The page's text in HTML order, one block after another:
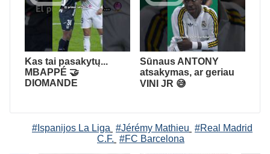
Kas tai pasakytų...
MBAPPÉ 🤝
DIOMANDE
Sūnaus ANTONY
atsakymas, ar geriau
VINI JR 😅
#Ispanijos La Liga #Jérémy Mathieu #Real Madrid
C.F. #FC Barcelona